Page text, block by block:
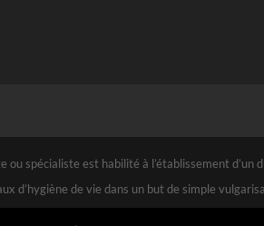
spécialiste est habilité à l’établissement d’un
d’hygiène de vie dans un but de simple